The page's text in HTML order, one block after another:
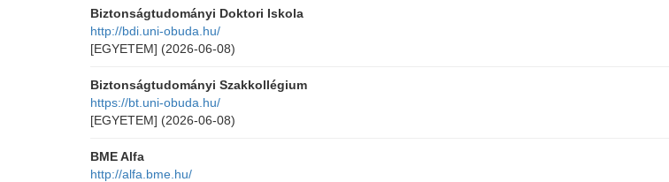
Biztonságtudományi Doktori Iskola
http://bdi.uni-obuda.hu/
[EGYETEM] (2026-06-08)
Biztonságtudományi Szakkollégium
https://bt.uni-obuda.hu/
[EGYETEM] (2026-06-08)
BME Alfa
http://alfa.bme.hu/